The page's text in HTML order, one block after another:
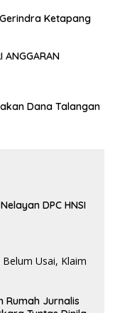
Ketapang
ANGGARAN
Dana Talangan
DPC HNSI
Rumah Jurnalis